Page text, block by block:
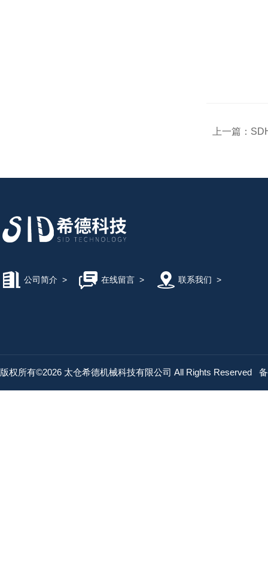
上一篇：
公司简介 > 在线留言> 联系我们 >
版权所有©2026 太仓希德机械科技有限公司 All Rights Reserved